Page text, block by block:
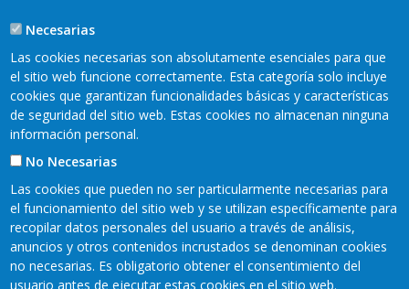
Mapa web Mapa web
Aviso legal
Necesarias
Las cookies necesarias son absolutamente esenciales para que
el sitio web funcione correctamente. Esta categoría solo incluye
cookies que garantizan funcionalidades básicas y características
de seguridad del sitio web. Estas cookies no almacenan ninguna
información personal.
No Necesarias
Las cookies que pueden no ser particularmente necesarias para
el funcionamiento del sitio web y se utilizan específicamente para
recopilar datos personales del usuario a través de análisis,
anuncios y otros contenidos incrustados se denominan cookies
no necesarias. Es obligatorio obtener el consentimiento del
usuario antes de ejecutar estas cookies en el sitio web.